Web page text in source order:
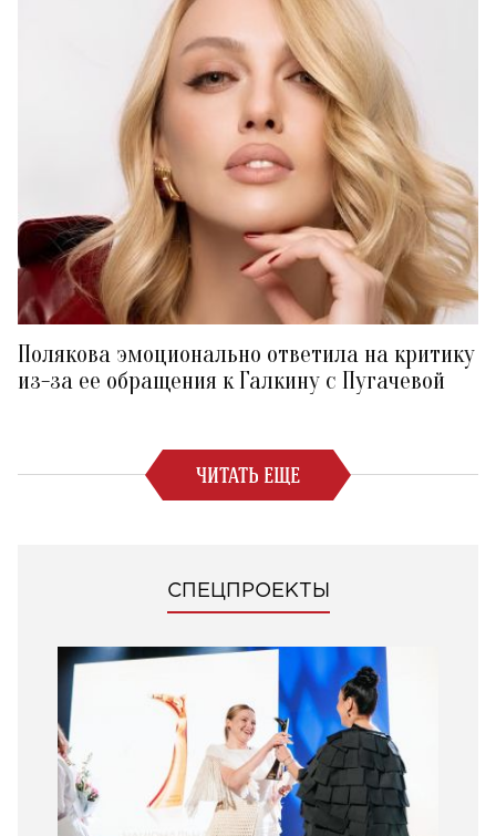
Полякова эмоционально ответила на критику
из-за ее обращения к Галкину с Пугачевой
ЧИТАТЬ ЕЩЕ
СПЕЦПРОЕКТЫ